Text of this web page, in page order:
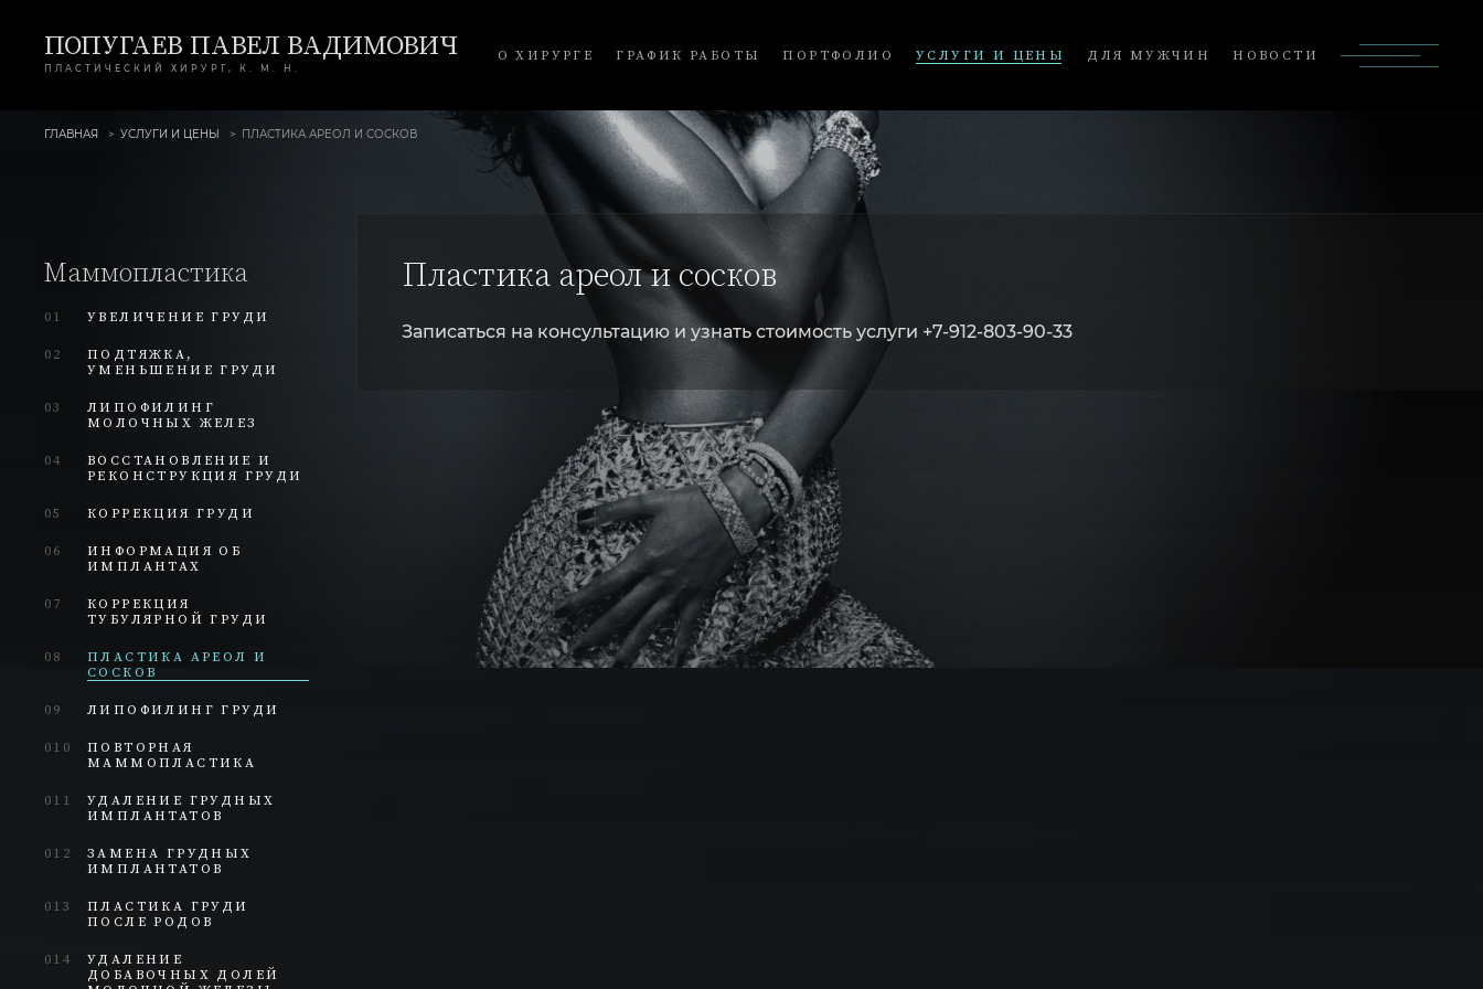
ПОПУГАЕВ ПАВЕЛ ВАДИМОВИЧ
ПЛАСТИЧЕСКИЙ ХИРУРГ, К. М. Н.
О ХИРУРГЕ ГРАФИК РАБОТЫ ПОРТФОЛИО УСЛУГИ И ЦЕНЫ ДЛЯ МУЖЧИН НОВОСТИ
ГЛАВНАЯ УСЛУГИ И ЦЕНЫ ПЛАСТИКА АРЕОЛ И СОСКОВ
Маммопластика
01 УВЕЛИЧЕНИЕ ГРУДИ
02
ПОДТЯЖКА,
УМЕНЬШЕНИЕ ГРУДИ
03
ЛИПОФИЛИНГ
МОЛОЧНЫХ ЖЕЛЕЗ
04
ВОССТАНОВЛЕНИЕ И
РЕКОНСТРУКЦИЯ ГРУДИ
05 КОРРЕКЦИЯ ГРУДИ
06
ИНФОРМАЦИЯ ОБ
ИМПЛАНТАХ
07
КОРРЕКЦИЯ
ТУБУЛЯРНОЙ ГРУДИ
08
ПЛАСТИКА АРЕОЛ И
СОСКОВ
09 ЛИПОФИЛИНГ ГРУДИ
010
ПОВТОРНАЯ
МАММОПЛАСТИКА
011
УДАЛЕНИЕ ГРУДНЫХ
ИМПЛАНТАТОВ
012
ЗАМЕНА ГРУДНЫХ
ИМПЛАНТАТОВ
013
ПЛАСТИКА ГРУДИ
ПОСЛЕ РОДОВ
014
УДАЛЕНИЕ
ДОБАВОЧНЫХ ДОЛЕЙ
Пластика ареол и сосков
Записаться на консультацию и узнать стоимость услуги +7-912-803-90-33